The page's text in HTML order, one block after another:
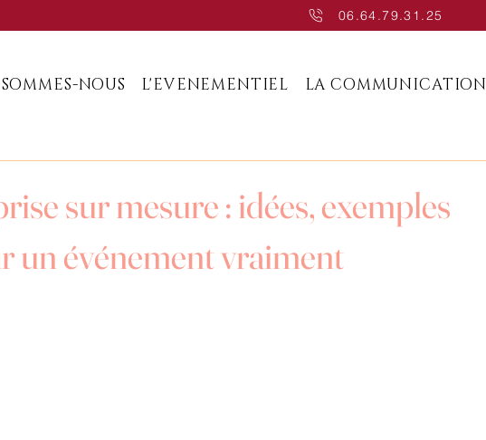
06.64.79.31.25
NOUS L'EVENEMENTIEL LA COMMUNICATION
sur mesure : idées, exemples
un événement vraiment